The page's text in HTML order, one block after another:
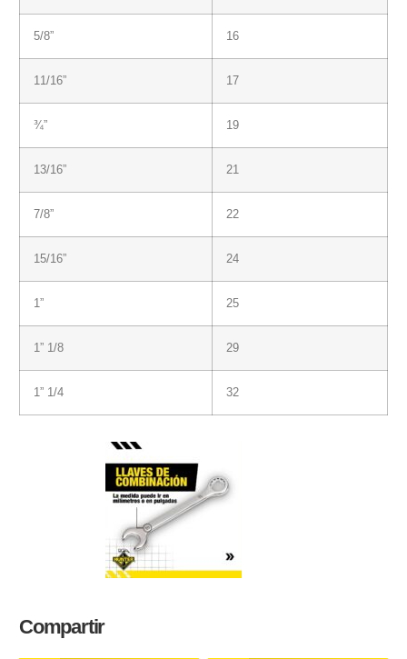
5/8” 16
11/16” 17
¾” 19
13/16” 21
7/8” 22
15/16” 24
1” 25
1” 1/8 29
1” 1/4 32
Compartir